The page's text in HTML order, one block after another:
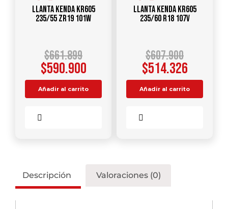
Llanta KENDA KR605
235/55 ZR19 101W
$661.899
$590.900
Añadir al carrito
Llanta KENDA KR605
235/60 R18 107V
$607.900
$514.326
Añadir al carrito
Descripción Valoraciones (0)